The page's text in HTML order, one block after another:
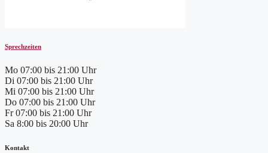
Sprechzeiten
Mo 07:00 bis 21:00 Uhr
Di 07:00 bis 21:00 Uhr
Mi 07:00 bis 21:00 Uhr
Do 07:00 bis 21:00 Uhr
Fr 07:00 bis 21:00 Uhr
Sa 8:00 bis 20:00 Uhr
Kontakt